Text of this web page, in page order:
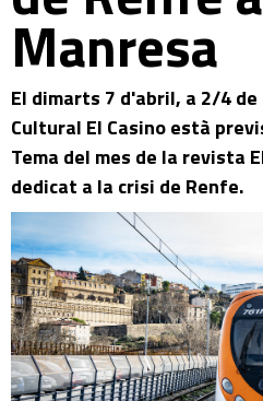
Manresa
El dimarts 7 d'abril, a 2/4
Cultural El Casino està
Tema del mes de la revista
dedicat a la crisi de Renfe.